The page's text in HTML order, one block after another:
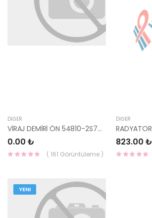
DIĞER
VİRAJ DEMİRİ ÖN 54810-2S700-HMC
0.00 ₺
( 161 Görüntüleme )
DIĞER
823.00 ₺
YENI